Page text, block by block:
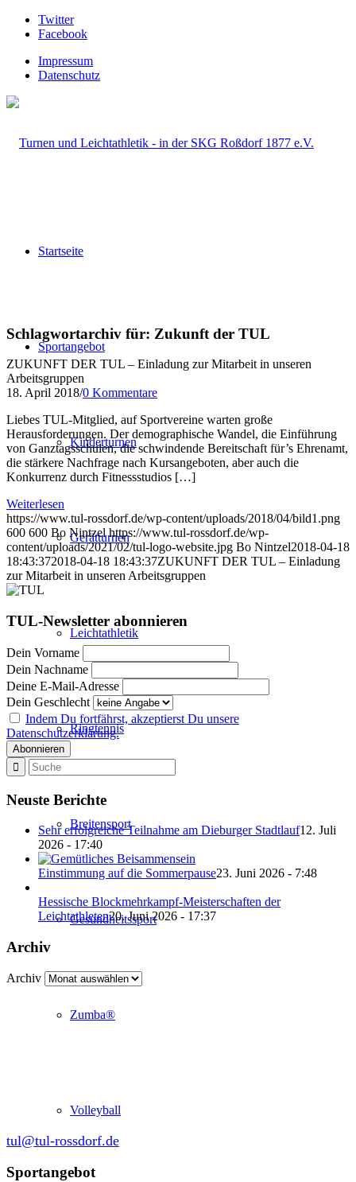
Twitter
Facebook
Impressum
Datenschutz
Startseite
Sportangebot
Kinderturnen
Gerätturnen
Leichtathletik
Ringtennis
Breitensport
Gesundheitssport
Zumba®
Volleyball
Schlagwortarchiv für: Zukunft der TUL
ZUKUNFT DER TUL – Einladung zur Mitarbeit in unseren
Arbeitsgruppen
18. April 2018/0 Kommentare
Liebes TUL-Mitglied, auf Sportvereine warten große
Herausforderungen. Der demographische Wandel, die Einführung
von Ganztagsschulen, die schwindende Bereitschaft für’s Ehrenamt,
die stärkere Nachfrage nach Kursangeboten, aber auch die
Konkurrenz durch Fitnessstudios […]
Weiterlesen
https://www.tul-rossdorf.de/wp-content/uploads/2018/04/bild1.png
600 600 Bo Nintzel https://www.tul-rossdorf.de/wp-
content/uploads/2021/02/tul-logo-website.jpg Bo Nintzel2018-04-18
18:43:372018-04-18 18:43:37ZUKUNFT DER TUL – Einladung
zur Mitarbeit in unseren Arbeitsgruppen
TUL-Newsletter abonnieren
Dein Vorname
Dein Nachname
Deine E-Mail-Adresse
Dein Geschlecht
Indem Du fortfährst, akzeptierst Du unsere
Datenschutzerklärung.
Neuste Berichte
Sehr erfolgreiche Teilnahme am Dieburger Stadtlauf12. Juli
2026 - 17:40
Einstimmung auf die Sommerpause23. Juni 2026 - 7:48
Hessische Blockmehrkampf-Meisterschaften der
Leichtathleten20. Juni 2026 - 17:37
Archiv
Archiv
tul@tul-rossdorf.de
Sportangebot